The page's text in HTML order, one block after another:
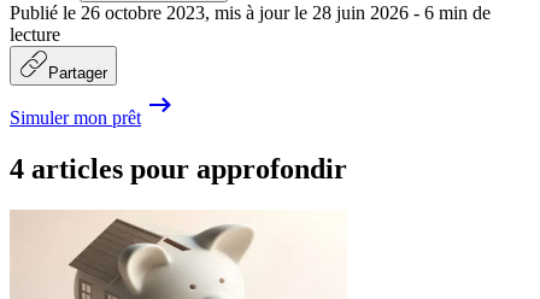
Publié le 26 octobre 2023, mis à jour le 28 juin 2026 - 6 min de
lecture
Partager
Simuler mon prêt
4 articles pour approfondir